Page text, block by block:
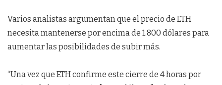
Varios analistas argumentan que el precio de ETH
necesita mantenerse por encima de 1.800 dólares para
aumentar las posibilidades de subir más.
“Una vez que ETH confirme este cierre de 4 horas por